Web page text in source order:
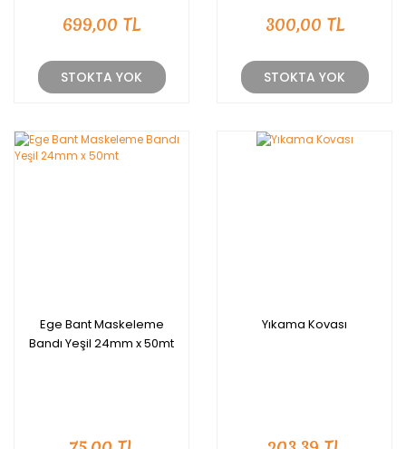
699,00 TL
STOKTA YOK
300,00 TL
STOKTA YOK
Ege Bant Maskeleme
Bandı Yeşil 24mm x 50mt
Yıkama Kovası